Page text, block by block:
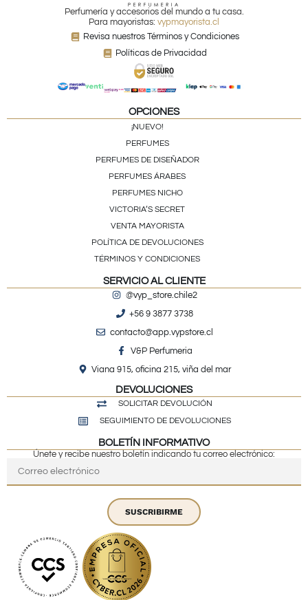
Perfumería y accesorios del mundo a tu casa.
Para mayoristas: vypmayorista.cl
Revisa nuestros Términos y Condiciones
Políticas de Privacidad
OPCIONES
¡NUEVO!
PERFUMES
PERFUMES DE DISEÑADOR
PERFUMES ÁRABES
PERFUMES NICHO
VICTORIA’S SECRET
VENTA MAYORISTA
POLÍTICA DE DEVOLUCIONES
TÉRMINOS Y CONDICIONES
SERVICIO AL CLIENTE
@vyp_store.chile2
+56 9 3877 3738
contacto@app.vypstore.cl
V&P Perfumeria
Viana 915, oficina 215, viña del mar
DEVOLUCIONES
SOLICITAR DEVOLUCIÓN
SEGUIMIENTO DE DEVOLUCIONES
BOLETÍN INFORMATIVO
Únete y recibe nuestro boletín indicando tu correo electrónico:
SUSCRIBIRME